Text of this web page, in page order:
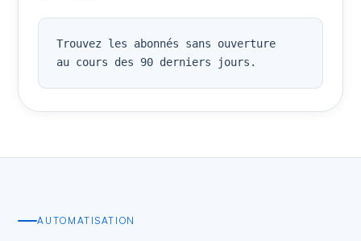
Trouvez les abonnés sans ouverture
au cours des 90 derniers jours.
AUTOMATISATION